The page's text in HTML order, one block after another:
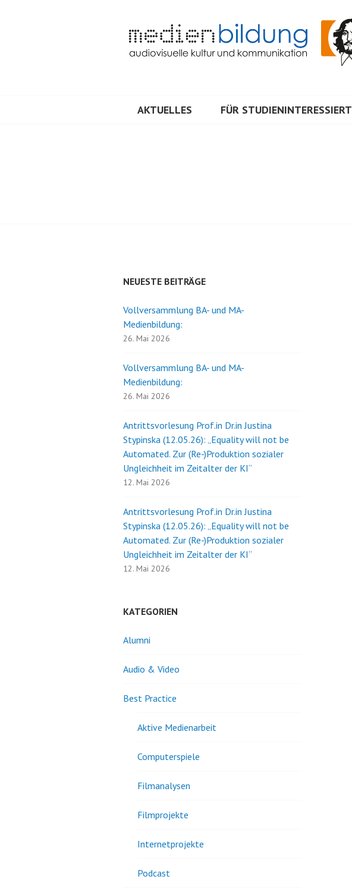
MEDIENBILDUNG
AKTUELLES FÜR
NEUESTE BEITRÄGE
Vollversammlung BA- und MA-
Medienbildung:
26. Mai 2026
Vollversammlung BA- und MA-
Medienbildung:
26. Mai 2026
Antrittsvorlesung Prof.in Dr.in Justina
Stypinska (12.05.26): „Equality will not be
Automated. Zur (Re-)Produktion sozialer
Ungleichheit im Zeitalter der KI“
12. Mai 2026
Antrittsvorlesung Prof.in Dr.in Justina
Stypinska (12.05.26): „Equality will not be
Automated. Zur (Re-)Produktion sozialer
Ungleichheit im Zeitalter der KI“
12. Mai 2026
KATEGORIEN
Alumni
Audio & Video
Best Practice
Aktive Medienarbeit
Computerspiele
Filmanalysen
Filmprojekte
Internetprojekte
Podcast